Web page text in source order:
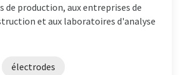
de production, aux entreprises de
et aux laboratoires d'analyse
électrodes